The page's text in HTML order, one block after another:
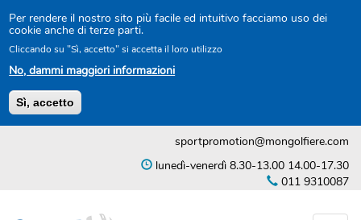
Per rendere il nostro sito più facile ed intuitivo facciamo uso dei
cookie anche di terze parti.
Cliccando su "Sì, accetto" si accetta il loro utilizzo
No, dammi maggiori informazioni
Sì, accetto
sportpromotion@mongolfiere.com
lunedì-venerdì 8.30-13.00 14.00-17.30
011 9310087